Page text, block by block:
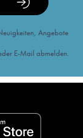
Angebote
E-Mail abmelden.